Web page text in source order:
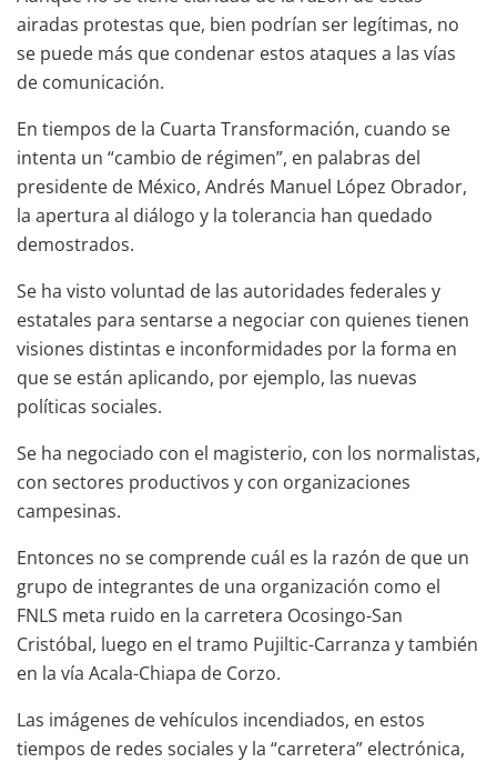
airadas protestas que, bien podrían ser legítimas, no
se puede más que condenar estos ataques a las vías
de comunicación.
En tiempos de la Cuarta Transformación, cuando se
intenta un “cambio de régimen”, en palabras del
presidente de México, Andrés Manuel López Obrador,
la apertura al diálogo y la tolerancia han quedado
demostrados.
Se ha visto voluntad de las autoridades federales y
estatales para sentarse a negociar con quienes tienen
visiones distintas e inconformidades por la forma en
que se están aplicando, por ejemplo, las nuevas
políticas sociales.
Se ha negociado con el magisterio, con los normalistas,
con sectores productivos y con organizaciones
campesinas.
Entonces no se comprende cuál es la razón de que un
grupo de integrantes de una organización como el
FNLS meta ruido en la carretera Ocosingo-San
Cristóbal, luego en el tramo Pujiltic-Carranza y también
en la vía Acala-Chiapa de Corzo.
Las imágenes de vehículos incendiados, en estos
tiempos de redes sociales y la “carretera” electrónica,